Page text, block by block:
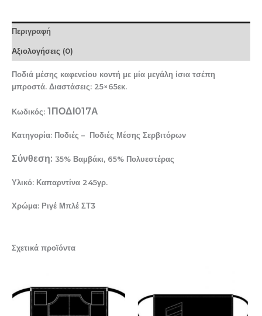
Περιγραφή
Αξιολογήσεις (0)
Ποδιά μέσης καφενείου κοντή με μία μεγάλη ίσια τσέπη
μπροστά. Διαστάσεις: 25×65εκ.
Κωδικός: 1ΠΟΔΙ017Α
Κατηγορία: Ποδιές – Ποδιές Μέσης Σερβιτόρων
Σύνθεση: 35% Βαμβάκι, 65% Πολυεστέρας
Υλικό: Καπαρντίνα 245γρ.
Χρώμα: Ριγέ Μπλέ ΣΤ3
Σχετικά προϊόντα